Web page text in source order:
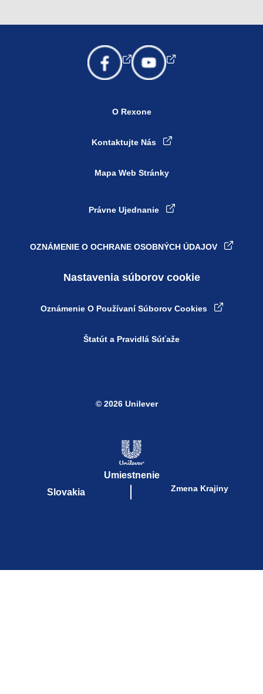
O Rexone
Kontaktujte Nás
Mapa Web Stránky
Právne Ujednanie
OZNÁMENIE O OCHRANE OSOBNÝCH ÚDAJOV
Nastavenia súborov cookie
Oznámenie O Používaní Súborov Cookies
Štatút a Pravidlá Súťaže
Umiestnenie
Slovakia
Zmena Krajiny
© 2026 Unilever